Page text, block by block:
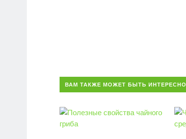
ВАМ ТАКЖЕ МОЖЕТ БЫТЬ ИНТЕРЕСНО